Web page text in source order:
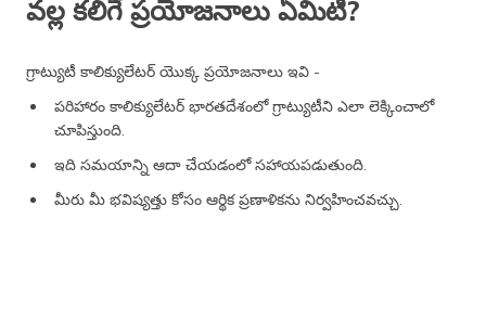
వల్ల కలిగే ప్రయోజనాలు ఏమిటి?
గ్రాట్యుటీ కాలిక్యులేటర్ యొక్క ప్రయోజనాలు ఇవి -
పరిహారం కాలిక్యులేటర్ భారతదేశంలో గ్రాట్యుటీని ఎలా లెక్కించాలో
చూపిస్తుంది.
ఇది సమయాన్ని ఆదా చేయడంలో సహాయపడుతుంది.
మీరు మీ భవిష్యత్తు కోసం ఆర్థిక ప్రణాళికను నిర్వహించవచ్చు.